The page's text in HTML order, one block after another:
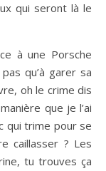
qui seront là le
à une Porsche
qu’à garer sa
oh le crime dis
que je l’ai
qui trime pour se
caillasser ? Les
tu trouves ça